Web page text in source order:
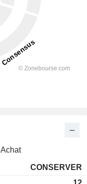
Achat
CONSERVER